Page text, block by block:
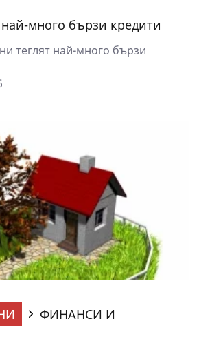
много бързи кредити
теглят най-много бързи
ФИНАНСИ И